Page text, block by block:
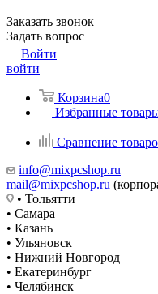
Заказать звонок
Задать вопрос
Войти
войти
Корзина0
Избранные
Сравнение
info@mixpcshop.ru
mail@mixpcshop.ru
• Тольятти
• Самара
• Казань
• Ульяновск
• Нижний Новгород
• Екатеринбург
• Челябинск